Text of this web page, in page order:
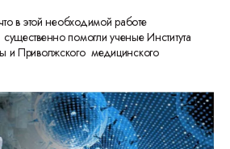
в этой необходимой работе
помогли ученые Института
и Приволжского медицинского